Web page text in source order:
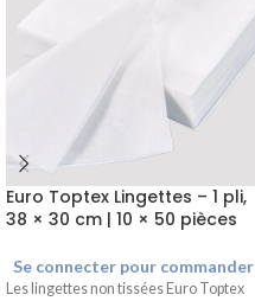
Euro Toptex Lingettes – 1 pli,
38 × 30 cm | 10 × 50 pièces
Se connecter pour commander
Les lingettes non tissées Euro Toptex